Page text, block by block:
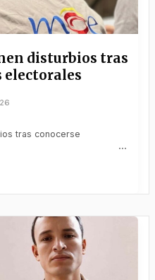
disturbios tras
electorales
tras conocerse